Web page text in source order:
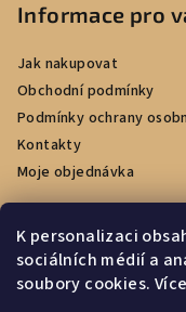
K personalizaci
sociálních médií a
soubory cookies.
Informace pro
Jak nakupovat
Obchodní podmínky
Podmínky ochrany
Kontakty
Moje objednávka
Facebook